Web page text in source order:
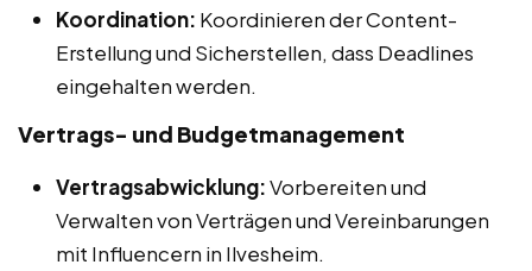
Koordination: Koordinieren der Content-
Erstellung und Sicherstellen, dass Deadlines
eingehalten werden.
Vertrags- und Budgetmanagement
Vertragsabwicklung:Vorbereiten und
Verwalten von Verträgen und Vereinbarungen
mit Influencern in Ilvesheim.